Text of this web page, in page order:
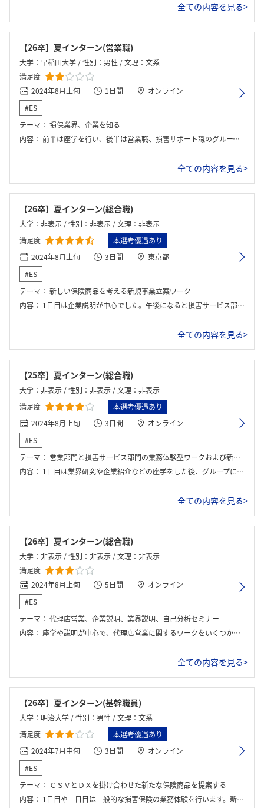
全ての内容を見る>
【26卒】夏インターン(営業職)
大学：早稲田大学 / 性別：男性 / 文理：文系
満足度
2024年8月上旬
1日間
オンライン
#ES
テーマ： 損保業界、企業を知る
内容： 前半は座学を行い、後半は営業職、損害サポート職のグループワークを行った。
全ての内容を見る>
【26卒】夏インターン(総合職)
大学：非表示 / 性別：非表示 / 文理：非表示
満足度
本選考優遇あり
2024年8月上旬
3日間
東京都
#ES
テーマ： 新しい保険商品を考える新規事業立案ワーク
内容： 1日目は企業説明が中心でした。午後になると損害サービス部門の模擬体験や代理店営業のロープレを行い班の一人が発表する形でした。
全ての内容を見る>
【25卒】夏インターン(総合職)
大学：非表示 / 性別：非表示 / 文理：非表示
満足度
本選考優遇あり
2024年8月上旬
3日間
オンライン
#ES
テーマ： 営業部門と損害サービス部門の業務体験型ワークおよび新規損害保険の立案
内容： 1日目は業界研究や企業紹介などの座学をした後、グループに分かれてアイスブレイクを行い、主に営業部門と損害サービス部門のワークをした。2日目は新規損害保険立案の説明を受けた後、グループワークを行った。3日目は午前中にワークのまとめを行い、午後に発表と座談会を行った。
全ての内容を見る>
【26卒】夏インターン(総合職)
大学：非表示 / 性別：非表示 / 文理：非表示
満足度
2024年8月上旬
5日間
オンライン
#ES
テーマ： 代理店営業、企業説明、業界説明、自己分析セミナー
内容： 座学や説明が中心で、代理店営業に関するワークをいくつか行なった
全ての内容を見る>
【26卒】夏インターン(基幹職員)
大学：明治大学 / 性別：男性 / 文理：文系
満足度
本選考優遇あり
2024年7月中旬
3日間
オンライン
#ES
テーマ： ＣＳＶとＤＸを掛け合わせた新たな保険商品を提案する
内容： 1日目や二日目は一般的な損害保険の業務体験を行います。新規事業を行おうとしている企業に対しリスクを考えたうえでの保険の提案や事故や災害に対しての保険の考え方など、座学では業界のことも深く理解ができると思います。 特徴的だったのは最終日の自己分析ワークです。就活真っ只中だったこともあり、自身の考え方、長所等の分析や班員からの客観的な視点で知ることができ、就活の上で大きく役に立ちました。